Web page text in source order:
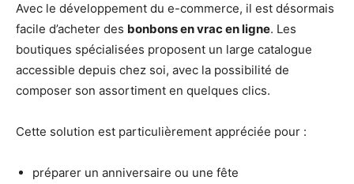
Avec le développement du e-commerce, il est désormais
facile d’acheter des bonbons en vrac en ligne. Les
boutiques spécialisées proposent un large catalogue
accessible depuis chez soi, avec la possibilité de
composer son assortiment en quelques clics.
Cette solution est particulièrement appréciée pour :
préparer un anniversaire ou une fête